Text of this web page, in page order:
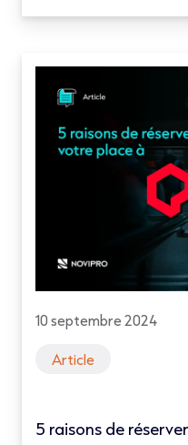
10 septembre 2024
Article
5 raisons de